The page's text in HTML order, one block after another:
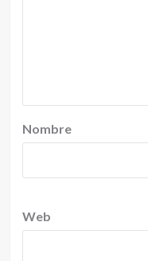
Nombre
Web